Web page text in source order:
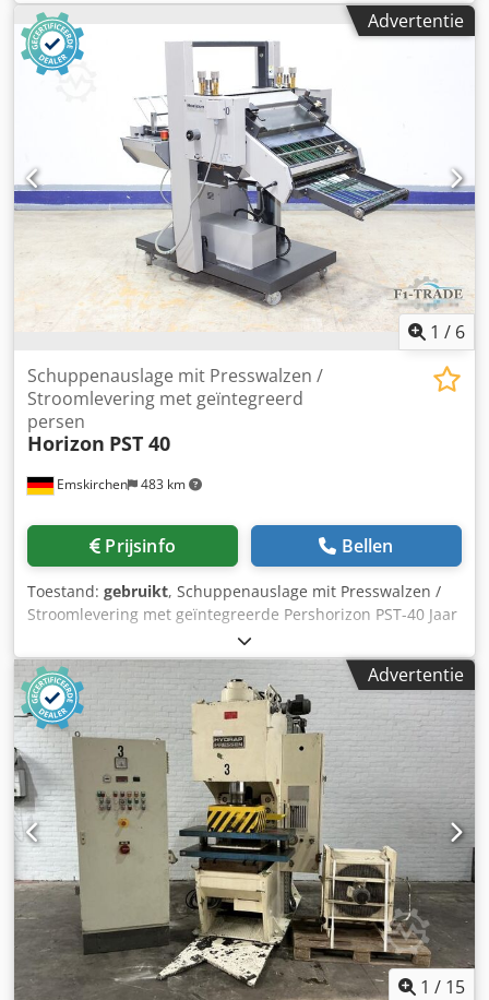
660mm Geschwindigkeit / Snelheid min. 30m/min. - max.
160m/min. Stroomafgifte met geïntegreerde persrollen
Fahrbar / Mobiel Ingebouwde controller Strooien van
meerdere stromen / Strooien Markering door 2 cm
verschuiving Lichtbarrière en teller Apparatuur voor
tweevoudige productie Integrierte Presse / Geïntegreerd
persstation Continue stroomlevering / Continue
stroomlevering Online video-inspectie via Skype We zijn
erg blij met uw bezoek - meer machines op voorraad
Onmiddellijk beschikbaar - Kan worden geïnspecteerd Op
voorraad Emskirchen / Neurenberg - Kan getest worden
Crsdpfx Aetzc Scjnkef
Advertentie
1 / 6
Emskirchen 483 km
Schuppenauslage mit Presswalzen /
Stroomlevering met geïntegreerd
persen
Horizon PST 40
Prijsinfo Bellen
Toestand: gebruikt, Schuppenauslage mit Presswalzen /
Stroomlevering met geïntegreerde Pershorizon PST-40 Jaar
2006 - Serienummer 028008 Crjdpfx Anevkkhnsksf Formaat
/ Afmetingen min. 60 x 64mm - max. 440 x 310mm Hoogte
280 - 1000 mm mit Markingeinrichtung / met
markeerapparaat Leistung / Snelheid 50-230m/min Online
video-inspectie via WhatsApp - MS Zoom - Telegram Op
voorraad Emskirchen/Neurenberg - Direct leverbaar - Kan
getest worden
Advertentie
1 / 15